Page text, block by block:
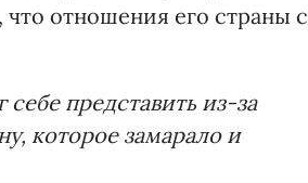
отношения его страны с
представить из-за
которое замарало и